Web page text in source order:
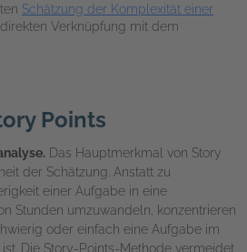
Schätzung der Komplexität einer
Verknüpfung mit dem
Points
Das Hauptmerkmal von Story
der Schätzung. Anstatt zu
einer Aufgabe in eine
Stunden umzuwandeln, konzentrieren
oder einfach eine Aufgabe im
Die Story-Points-Methode vermeidet